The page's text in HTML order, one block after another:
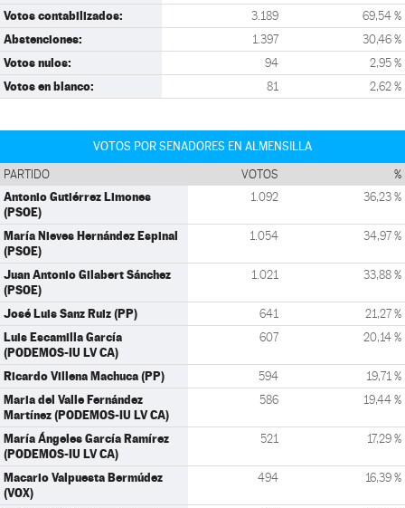
Votos contabilizados: 3.189 69,54 %
Abstenciones: 1.397 30,46 %
Votos nulos: 94 2,95 %
Votos en blanco: 81 2,62 %
VOTOS POR SENADORES EN ALMENSILLA
PARTIDO VOTOS %
Antonio Gutiérrez Limones
(PSOE)
1.092 36,23 %
María Nieves Hernández Espinal
(PSOE)
1.054 34,97 %
Juan Antonio Gilabert Sánchez
(PSOE)
1.021 33,88 %
José Luis Sanz Ruiz (PP) 641 21,27 %
Luis Escamilla García
(PODEMOS-IU LV CA)
607 20,14 %
Ricardo Villena Machuca (PP) 594 19,71 %
Maria del Valle Fernández
Martínez (PODEMOS-IU LV CA)
586 19,44 %
María Ángeles García Ramírez
(PODEMOS-IU LV CA)
521 17,29 %
Macario Valpuesta Bermúdez
(VOX)
494 16,39 %